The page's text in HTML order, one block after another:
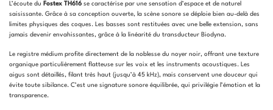
L’écoute du Fostex TH616 se caractérise par une sensation d’espace et de naturel
saisissante. Grâce à sa conception ouverte, la scène sonore se déploie bien au-delà des
limites physiques des coques. Les basses sont restituées avec une belle extension, sans
jamais devenir envahissantes, grâce à la linéarité du transducteur Biodyna.
Le registre médium profite directement de la noblesse du noyer noir, offrant une texture
organique particulièrement flatteuse sur les voix et les instruments acoustiques. Les
aigus sont détaillés, filant très haut (jusqu’à 45 kHz), mais conservent une douceur qui
évite toute sibilance. C’est une signature sonore équilibrée, qui privilégie l’émotion et la
transparence.